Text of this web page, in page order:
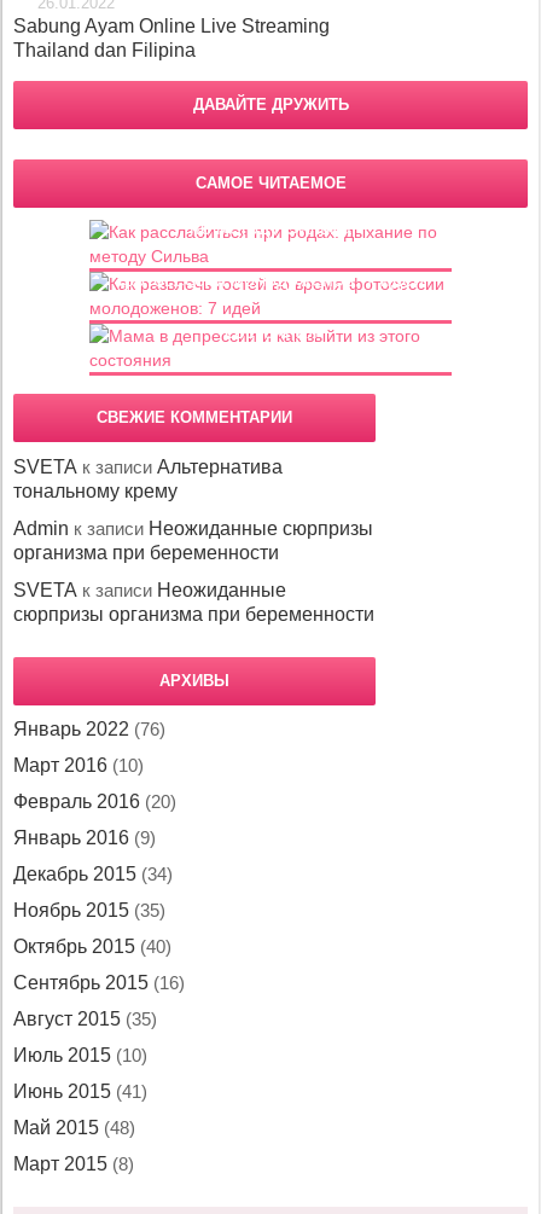
Sabung Ayam Online Live Streaming
Thailand dan Filipina
ДАВАЙТЕ ДРУЖИТЬ
САМОЕ ЧИТАЕМОЕ
Как расслабиться при родах: дыхание
по методу Сильва
Как развлечь гостей во время
фотосессии молодоженов: 7 идей
Мама в депрессии и как выйти из этого
состояния
СВЕЖИЕ КОММЕНТАРИИ
SVETA к записиАльтернатива
тональному крему
Admin к записи Неожиданные сюрпризы
организма при беременности
SVETA к записи Неожиданные
сюрпризы организма при беременности
АРХИВЫ
Январь 2022 (76)
Март 2016 (10)
Февраль 2016 (20)
Январь 2016 (9)
Декабрь 2015 (34)
Ноябрь 2015 (35)
Октябрь 2015 (40)
Сентябрь 2015 (16)
Август 2015 (35)
Июль 2015 (10)
Июнь 2015 (41)
Май 2015 (48)
Март 2015 (8)